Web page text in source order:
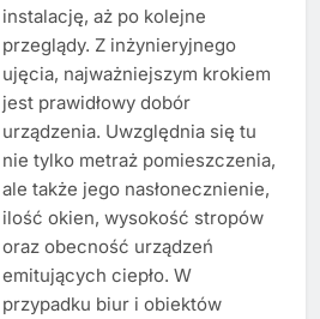
instalację, aż po kolejne
przeglądy. Z inżynieryjnego
ujęcia, najważniejszym krokiem
jest prawidłowy dobór
urządzenia. Uwzględnia się tu
nie tylko metraż pomieszczenia,
ale także jego nasłonecznienie,
ilość okien, wysokość stropów
oraz obecność urządzeń
emitujących ciepło. W
przypadku biur i obiektów